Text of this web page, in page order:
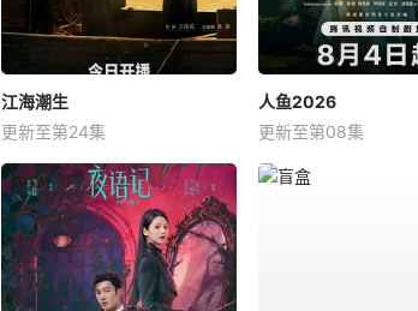
江海潮生
更新至第24集
人鱼2026
更新至第08集